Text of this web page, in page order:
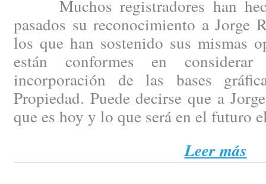
Muchos registradores han
pasados su reconocimiento a Jorge
los que han sostenido sus mismas
están conformes en
incorporación de las bases
Propiedad. Puede decirse que a
que es hoy y lo que será en el futuro
Leer más